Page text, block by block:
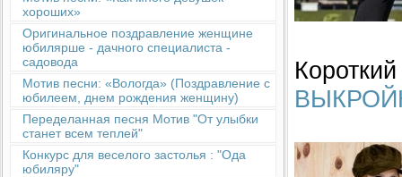
хороших»
Оригинальное поздравление женщине
юбилярше - дачного специалиста -
садовода
Мотив песни: «Вологда» (Поздравление с
юбилеем, днем рождения женщину)
Переделанная песня Мотив "От улыбки
станет всем теплей"
Конкурс для веселого застолья : "Ода
юбиляру"